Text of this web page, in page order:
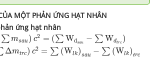
MỘT PHẢN ỨNG HẠT NHÂN
ứng hạt nhân
∑ msau) c2 = ( ∑ Wdsau − ∑ Wdtrc )
Δmtrc) c2 = ∑ (Wlk)sau − ∑ (Wlk)trc
au)c 2=(∑Wdsau−∑W )=(∑Δ s